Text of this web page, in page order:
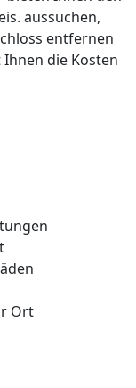
aussuchen,
entfernen
die Kosten
Ort